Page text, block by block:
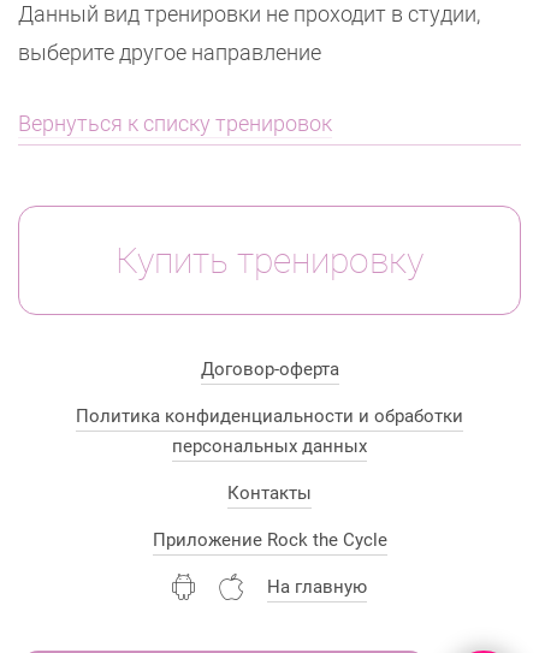
Данный вид тренировки не проходит в студии,
выберите другое направление
Вернуться к списку тренировок
Купить тренировку
Договор-оферта
Политика конфиденциальности и обработки
персональных данных
Контакты
Приложение Rock the Cycle
На главную